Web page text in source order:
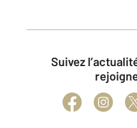
Suivez l’actualité immobilière et